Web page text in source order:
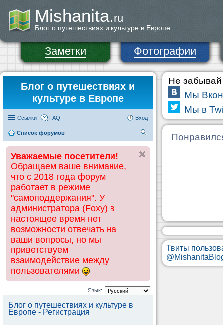
Mishanita.ru
Блог о путешествиях и культуре в Европе
Заметки Фотографии
Блог о путешествиях и
культуре в Европе
Ссылки FAQ Вход
Список форумов
ск
Уважаемые посетители!
Обращаем ваше внимание,
что с 2018 года форум
работает в режиме
"самоподдержания". У
администратора (Foxy) в
настоящее время нет
возможности отвечать на
ваши вопросы, но мы
приветствуем
взаимодействие между
пользователями
Язык:
Блог о путешествиях и культуре в
Европе - Регистрация
Не забывай
Мы
Мы в
Твиты